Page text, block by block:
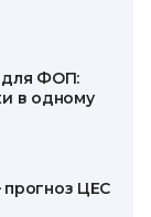
для ФОП:
в одному
прогноз ЦЕС